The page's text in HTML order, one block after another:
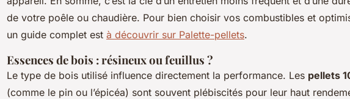
de votre poêle ou chaudière. Pour bien choisir vos combustibles et
un guide complet est à découvrir sur Palette-pellets.
Essences de bois : résineux ou feuillus ?
Le type de bois utilisé influence directement la performance. Les pellets
(comme le pin ou l’épicéa) sont souvent plébiscités pour leur haut